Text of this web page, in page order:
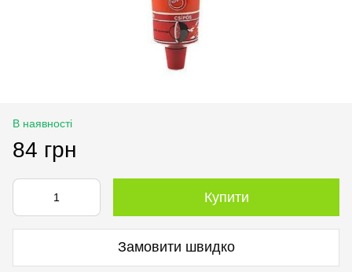
В наявності
84 грн
Купити
Замовити швидко